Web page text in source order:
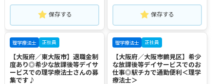
保存する 保存する
理学療法士 正社員
【大阪府／東大阪市】退職金制
度あり◎希少な放課後等デイサ
ービスでの理学療法士さんの募
集です♪
理学療法士 正社員
【大阪府／大阪市鶴見区】希少
な放課後等デイサービスでのお
仕事◎駅チカで通勤便利＜理学
療法士＞